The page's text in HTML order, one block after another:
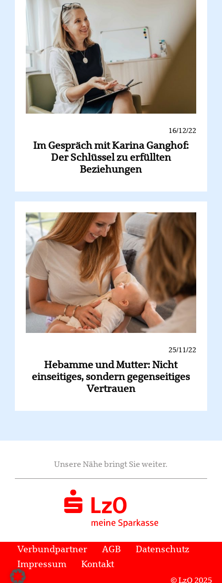
16/12/22
Im Gespräch mit Karina Ganghof:
Der Schlüssel zu erfüllten
Beziehungen
25/11/22
Hebamme und Mutter: Nicht
einseitiges, sondern gegenseitiges
Vertrauen
Unsere Nähe bringt Sie weiter.
Verbundpartner AGB
Datenschutz
Impressum
Kontakt
© LzO 2025